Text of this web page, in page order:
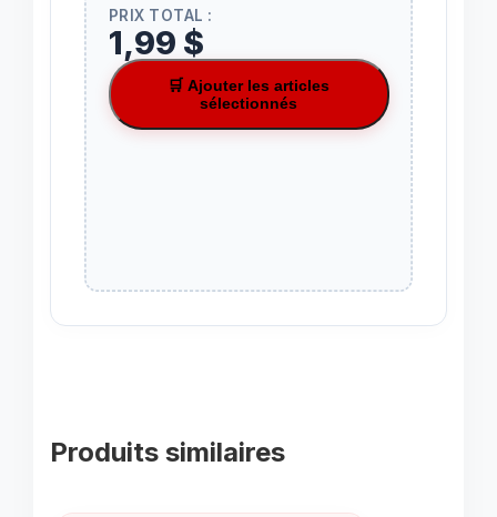
PRIX TOTAL :
1,99 $
🛒 Ajouter les articles
sélectionnés
Produits similaires